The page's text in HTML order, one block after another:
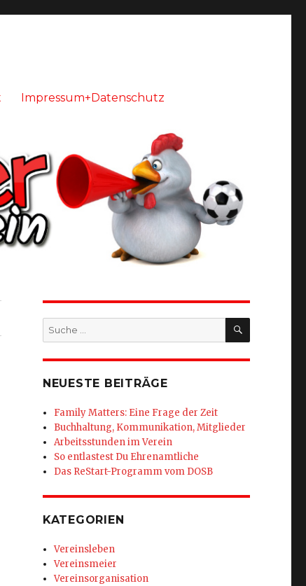
Impressum+Datenschutz
Suche
nach:
SUCHEN
NEUESTE BEITRÄGE
Family Matters: Eine Frage der Zeit
Buchhaltung, Kommunikation, Mitglieder
Arbeitsstunden im Verein
So entlastest Du Ehrenamtliche
Das ReStart-Programm vom DOSB
KATEGORIEN
Vereinsleben
Vereinsmeier
Vereinsorganisation